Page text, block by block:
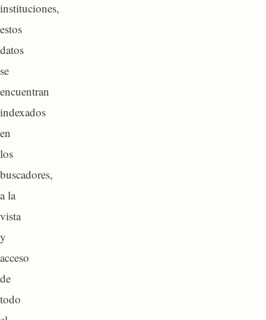
instituciones,
estos
datos
se
encuentran
indexados
en
los
buscadores,
a la
vista
y
acceso
de
todo